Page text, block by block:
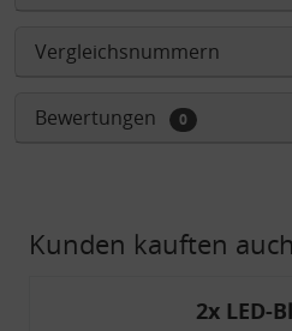
Vergleichsnummern
Bewertungen 0
Kunden kauften auch
2x LED-